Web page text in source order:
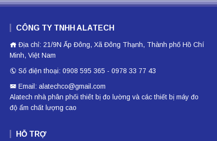
CÔNG TY TNHH ALATECH
Địa chỉ: 21/9N Ấp Đông, Xã Đông Thạnh, Thành phố Hồ Chí
Minh, Việt Nam
Số điện thoại: 0908 595 365 - 0978 33 77 43
Email: alatechco@gmail.com
Alatech nhà phân phối thiêt bị đo lường và các thiết bị máy đo
độ ẩm chất lượng cao
HỖ TRỢ